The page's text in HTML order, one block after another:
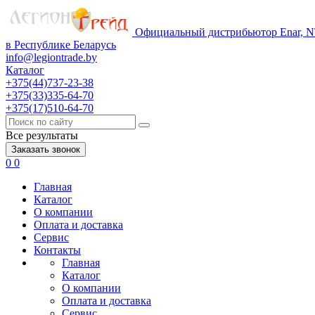
Официальный дистрибьютор Enar,
в Республике Беларусь
info@legiontrade.by
Каталог
+375(44)737-23-38
+375(33)335-64-70
+375(17)510-64-70
Все результаты
Заказать звонок
0 0
Главная
Каталог
О компании
Оплата и доставка
Сервис
Контакты
Главная
Каталог
О компании
Оплата и доставка